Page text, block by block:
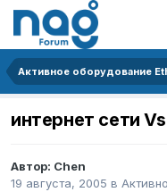
интернет сети
Автор: Chen
19 августа, 2005 в